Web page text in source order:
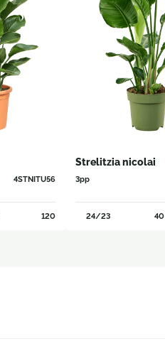
4STNITU56
120
Strelitzia nicolai
3pp
24/23 40